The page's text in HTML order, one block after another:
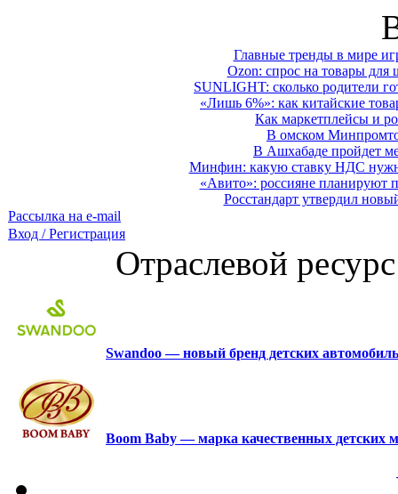
Главные тренды в мире
Ozon: спрос на товары для
SUNLIGHT: сколько родители
«Лишь 6%»: как китайские
Как маркетплейсы и
В омском
В Ашхабаде пройдет
Минфин: какую ставку НДС
«Авито»: россияне планируют
Росстандарт утвердил
Рассылка на e-mail
Вход / Регистрация
Отраслевой
Swandoo — новый бренд детских
Boom Baby — марка качественных детских